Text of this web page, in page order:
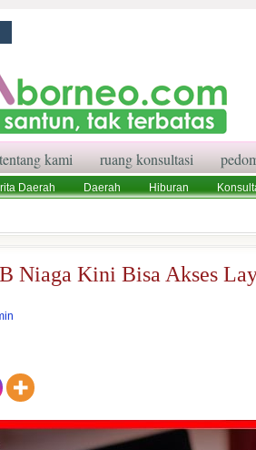
tentang kami ruang konsultasi
Daerah Daerah Hiburan
Niaga Kini Bisa Akses